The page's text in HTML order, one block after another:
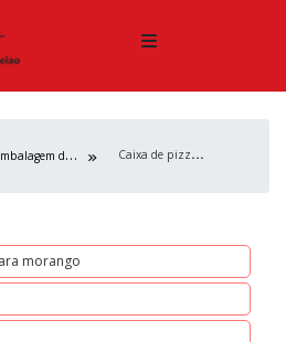
E
mbalagem de papelão C
aixa de pizza oitavada preço
morango